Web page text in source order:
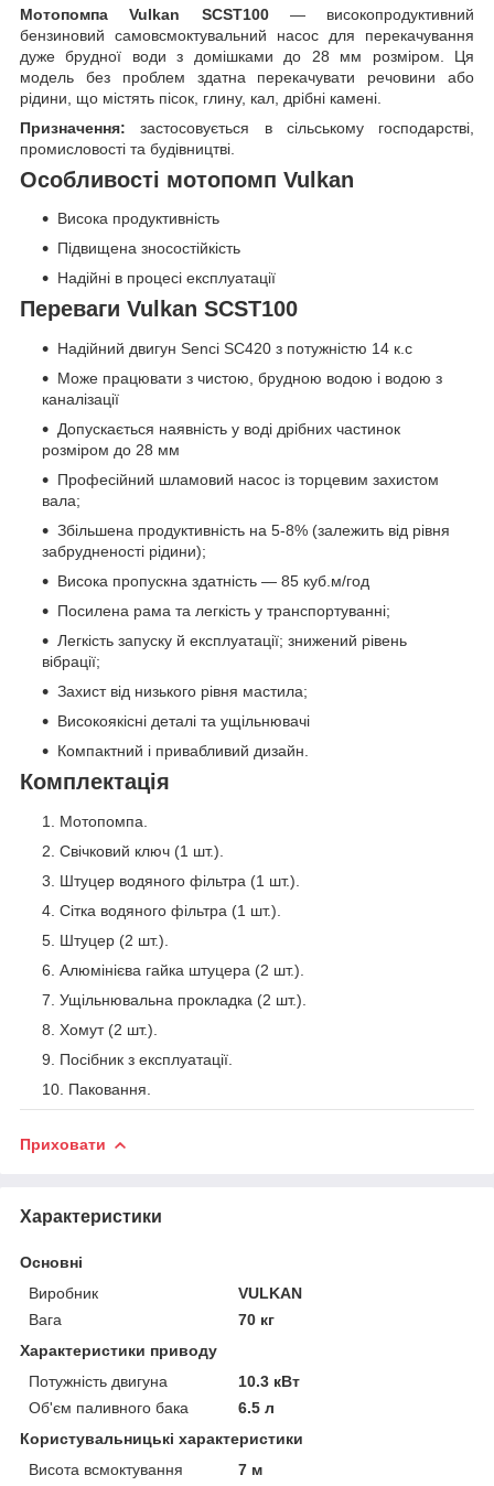
МотопомпаVulkan SCST100— високопродуктивний
бензиновий самовсмоктувальний насос для перекачування
дуже брудної води з домішками до 28 мм розміром. Ця
модель без проблем здатна перекачувати речовини або
рідини, що містять пісок, глину, кал, дрібні камені.
Призначення: застосовується в сільському господарстві,
промисловості та будівництві.
Особливості мотопомп Vulkan
Висока продуктивність
Підвищена зносостійкість
Надійні в процесі експлуатації
Переваги Vulkan SCST100
Надійний двигун Senci SC420 з потужністю 14 к.с
Може працювати з чистою, брудною водою і водою з
каналізації
Допускається наявність у воді дрібних частинок
розміром до 28 мм
Професійний шламовий насос із торцевим захистом
вала;
Збільшена продуктивність на 5-8% (залежить від рівня
забрудненості рідини);
Висока пропускна здатність — 85 куб.м/год
Посилена рама та легкість у транспортуванні;
Легкість запуску й експлуатації; знижений рівень
вібрації;
Захист від низького рівня мастила;
Високоякісні деталі та ущільнювачі
Компактний і привабливий дизайн.
Комплектація
Мотопомпа.
Свічковий ключ (1 шт.).
Штуцер водяного фільтра (1 шт.).
Сітка водяного фільтра (1 шт.).
Штуцер (2 шт.).
Алюмінієва гайка штуцера (2 шт.).
Ущільнювальна прокладка (2 шт.).
Хомут (2 шт.).
Посібник з експлуатації.
Паковання.
Приховати
Характеристики
Основні
Виробник
VULKAN
Вага
70 кг
Характеристики приводу
Потужність двигуна
10.3 кВт
Об'єм паливного бака
6.5 л
Користувальницькі характеристики
Висота всмоктування
7 м